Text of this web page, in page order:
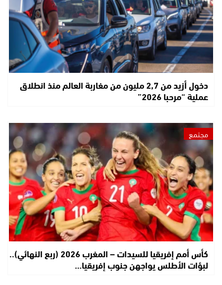
دخول أزيد من 2,7 مليون من مغاربة العالم منذ انطلاق
عملية “مرحبا 2026”
مجتمع
كأس أمم إفريقيا للسيدات – المغرب 2026 (ربع النهائي)..
لبؤات الأطلس يواجهن جنوب إفريقيا…